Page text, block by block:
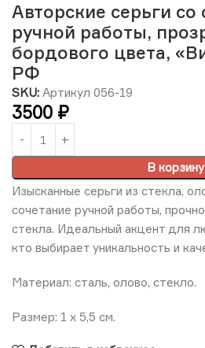
Авторские серьги со
ручной работы,
бордового цвета,
РФ
SKU: Артикул 056-19
3500 ₽
В корзину
Изысканные серьги из стекла,
сочетание ручной работы,
стекла. Идеальный акцент для
кто выбирает уникальность и
Материал: сталь, олово, стекло.
Размер: 1 х 5,5 см.